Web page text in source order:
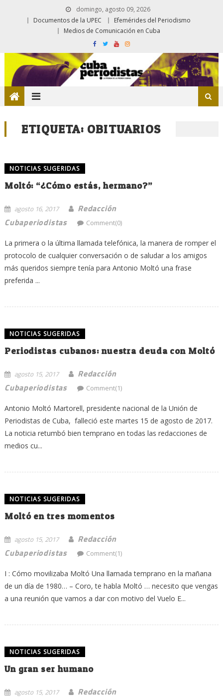
domingo, agosto 09, 2026
Documentos de la UPEC
Efemérides del Periodismo
Medios de Comunicación en Cuba
ETIQUETA: OBITUARIOS
NOTICIAS SUGERIDAS
Moltó: “¿Cómo estás, hermano?”
agosto 16, 2017
Redacción
Cubaperiodistas
Comment(0)
La primera o la última llamada telefónica, la manera de romper el
protocolo de cualquier conversación o de saludar a los amigos
más queridos siempre tenía para Antonio Moltó una frase
preferida ...
NOTICIAS SUGERIDAS
Periodistas cubanos: nuestra deuda con Moltó
agosto 15, 2017
Redacción
Cubaperiodistas
Comment(1)
Antonio Moltó Martorell, presidente nacional de la Unión de
Periodistas de Cuba, falleció este martes 15 de agosto de 2017.
La noticia retumbó bien temprano en todas las redacciones de
medios cu...
NOTICIAS SUGERIDAS
Moltó en tres momentos
agosto 15, 2017
Redacción
Cubaperiodistas
Comment(1)
I : Cómo movilizaba Moltó Una llamada temprano en la mañana
de un día de 1980… – Coro, te habla Moltó … necesito que vengas
a una reunión que vamos a dar con motivo del Vuelo E...
NOTICIAS SUGERIDAS
Un gran ser humano
agosto 15, 2017
Redacción